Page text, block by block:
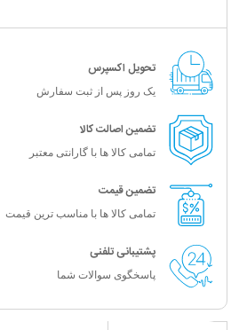
تحویل اکسپرس
یک روز پس از ثبت سفارش
تضمین اصالت کالا
تمامی کالا ها با گارانتی معتبر
تضمین قیمت
تمامی کالا ها با مناسب ترین قیمت
پشتیبانی تلفنی
پاسخگوی سوالات شما